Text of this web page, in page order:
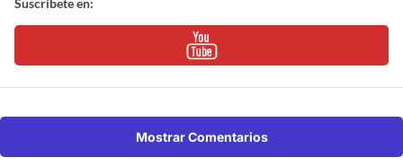
Suscríbete en:
Mostrar Comentarios